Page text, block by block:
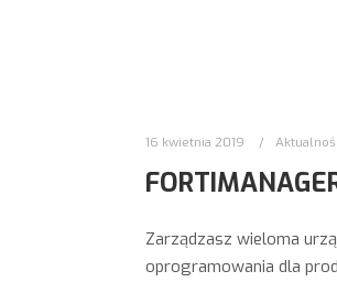
16 kwietnia 2019
Zarządzasz wieloma
oprogramowania dla